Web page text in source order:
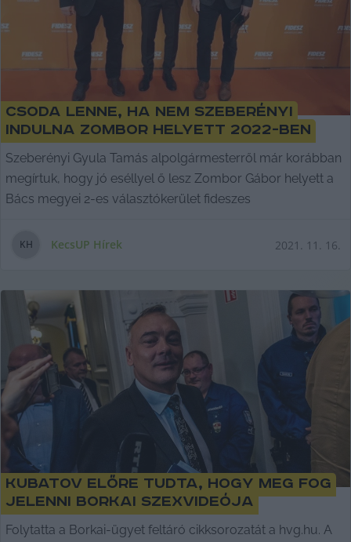
Csoda lenne, ha nem Szeberényi
indulna Zombor helyett 2022-ben
Szeberényi Gyula Tamás alpolgármesterről már korábban
megírtuk, hogy jó eséllyel ő lesz Zombor Gábor helyett a
Bács megyei 2-es választókerület fideszes
KH KecsUP Hírek 2021. 11. 16.
Kubatov előre tudta, hogy meg fog
jelenni Borkai szexvideója
Folytatta a Borkai-ügyet feltáró cikksorozatát a hvg.hu. A